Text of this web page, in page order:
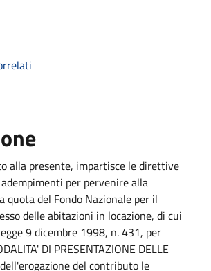
alla presente, impartisce le direttive
per pervenire alla
quota del Fondo Nazionale per il
delle abitazioni in locazione, di cui
9 dicembre 1998, n. 431, per
DI PRESENTAZIONE DELLE
del contributo le